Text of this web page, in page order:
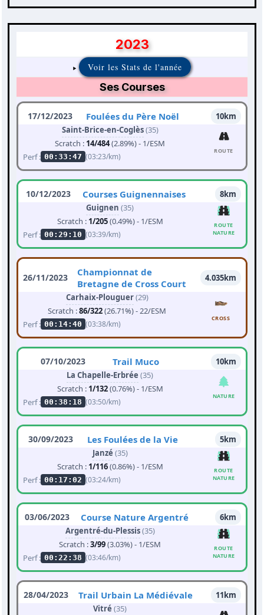
2023
Voir les Stats de l'année
Ses Courses
17/12/2023 Foulées du Père Noël
10km
Saint-Brice-en-Coglès(35)
Scratch : 14/484(2.89%) - 1/ESM
Perf : 00:33:47 (03:23/km)
ROUTE
10/12/2023 Courses Guignennaises
8km
Guignen (35)
Scratch : 1/205(0.49%) - 1/ESM
Perf : 00:29:10 (03:39/km)
ROUTE
NATURE
26/11/2023
Championnat de
Bretagne de Cross Court
4.035km
Carhaix-Plouguer(29)
Scratch :86/322(26.71%) - 22/ESM
Perf : 00:14:40 (03:38/km)
CROSS
07/10/2023 Trail Muco
10km
La Chapelle-Erbrée (35)
Scratch : 1/132(0.76%) - 1/ESM
Perf : 00:38:18 (03:50/km)
NATURE
30/09/2023 Les Foulées de la Vie
5km
Janzé (35)
Scratch : 1/116(0.86%) - 1/ESM
Perf : 00:17:02 (03:24/km)
ROUTE
NATURE
03/06/2023 Course Nature Argentré
6km
Argentré-du-Plessis(35)
Scratch :3/99(3.03%) - 1/ESM
Perf : 00:22:38 (03:46/km)
ROUTE
NATURE
28/04/2023 Trail Urbain La Médiévale
11km
Vitré (35)